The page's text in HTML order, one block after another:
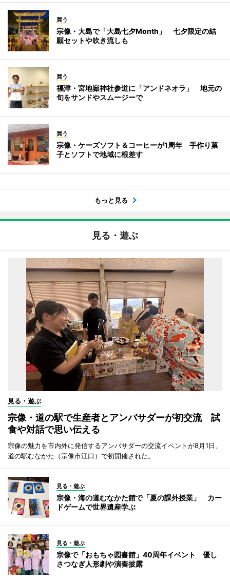
買う
宗像・大島で「大島七夕Month」 七夕限定の結
願セットや吹き流しも
買う
福津・宮地嶽神社参道に「アンドネオラ」 地元の
旬をサンドやスムージーで
買う
宗像・ケーズソフト＆コーヒーが1周年 手作り菓
子とソフトで地域に根差す
もっと見る
見る・遊ぶ
見る・遊ぶ
宗像・道の駅で生産者とアンバサダーが初交流 試
食や対話で思い伝える
宗像の魅力を市内外に発信するアンバサダーの交流イベントが8月1日、
道の駅むなかた（宗像市江口）で初開催された。
見る・遊ぶ
宗像・海の道むなかた館で「夏の課外授業」 カー
ドゲームで世界遺産学ぶ
見る・遊ぶ
宗像で「おもちゃ図書館」40周年イベント 優し
さつなぎ人形劇や演奏披露